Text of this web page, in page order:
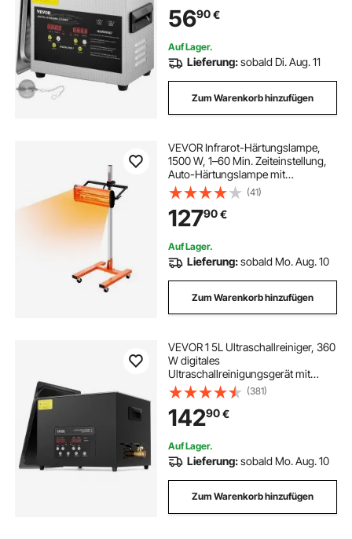
die Reinigung von Schmuckgläsern
5690€
Auf Lager.
Lieferung:sobald Di. Aug. 11
Zum Warenkorb hinzufügen
VEVOR Infrarot-Härtungslampe,
1500 W, 1–60 Min. Zeiteinstellung,
Auto-Härtungslampe mit
automatischer Heizung und
Halterung, 31,8 m² große
Backfläche, Sprüh-
Backkabinenheizungen,
Lacktrockner
(41)
12790€
Auf Lager.
Lieferung:sobald Mo. Aug. 10
Zum Warenkorb hinzufügen
VEVOR 1 5L Ultraschallreiniger, 360
W digitales
Ultraschallreinigungsgerät mit
Schonmodus, 40 kHz industrieller
Ultraschallreiniger mit Heizung und
Timer für Halter, Schmuck,
Werkzeuge
(381)
14290€
Auf Lager.
Lieferung:sobald Mo. Aug. 10
Zum Warenkorb hinzufügen